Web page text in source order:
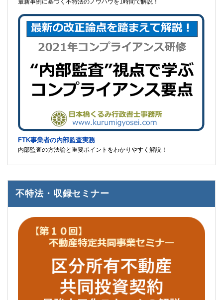
最新事例に基づく不特法のノウハウを1時間で解説！
FTK事業者の内部監査実務
内部監査の方法論と重要ポイントをわかりやすく解説！
不特法・収録セミナー